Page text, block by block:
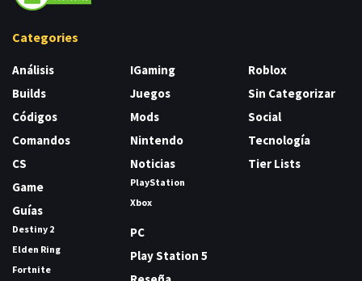
Categories
Análisis
Builds
Códigos
Comandos
CS
Game
Guías
Destiny 2
Elden Ring
Fortnite
IGaming
Juegos
Mods
Nintendo
Noticias
PlayStation
Xbox
PC
Play Station 5
Roblox
Sin Categorizar
Social
Tecnología
Tier Lists